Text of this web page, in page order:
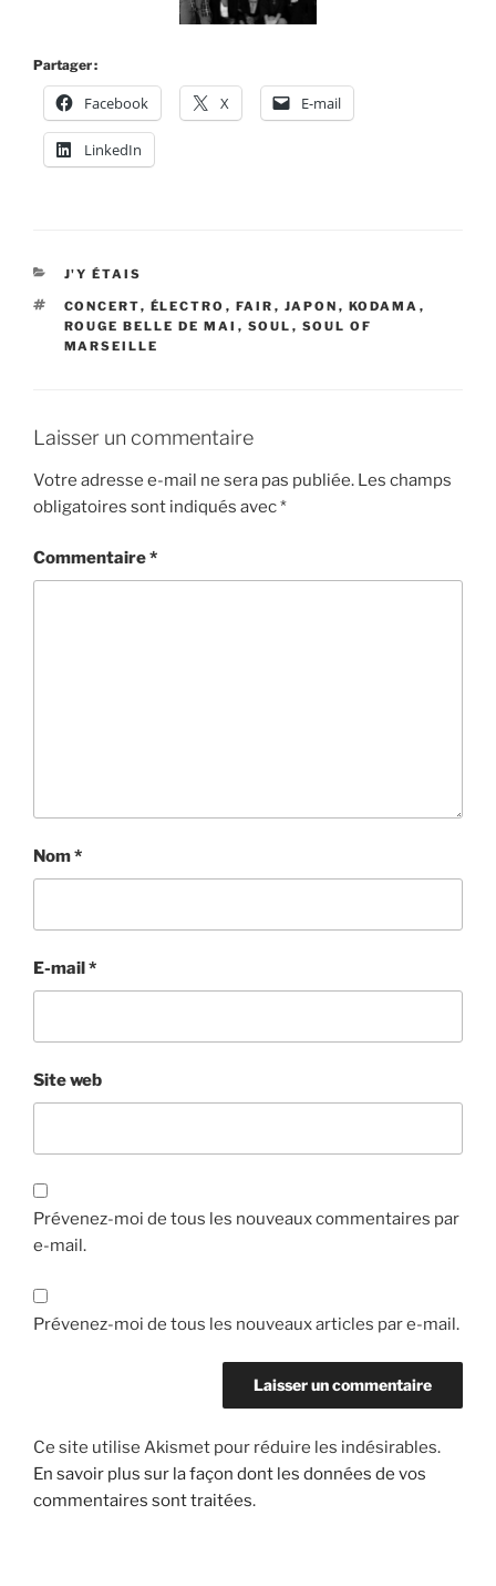
Partager :
Facebook X E-mail
LinkedIn
CATÉGORIES
J'Y ÉTAIS
ÉTIQUETTES
CONCERT, ÉLECTRO , FAIR , JAPON , KODAMA ,
ROUGE BELLE DE MAI , SOUL , SOUL OF
MARSEILLE
Laisser un commentaire
Votre adresse e-mail ne sera pas publiée. Les champs
obligatoires sont indiqués avec*
Commentaire*
Nom*
E-mail*
Site web
Prévenez-moi de tous les nouveaux commentaires par
e-mail.
Prévenez-moi de tous les nouveaux articles par e-mail.
Ce site utilise Akismet pour réduire les indésirables.
En savoir plus sur la façon dont les données de vos
commentaires sont traitées.